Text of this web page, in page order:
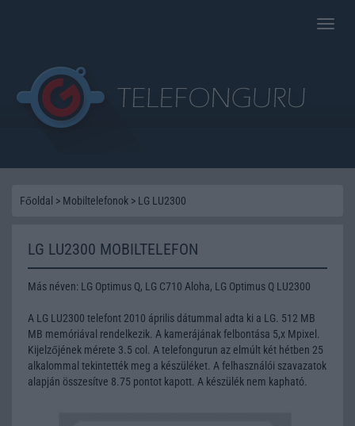
Toggle
Főoldal > Mobiltelefonok > LG LU2300
LG LU2300 MOBILTELEFON
Más néven: LG Optimus Q, LG C710 Aloha, LG Optimus Q LU2300
A LG LU2300 telefont 2010 április dátummal adta ki a LG. 512 MB
MB memóriával rendelkezik. A kamerájának felbontása 5,x Mpixel.
Kijelzőjének mérete 3.5 col. A telefongurun az elmúlt két hétben 25
alkalommal tekintették meg a készüléket. A felhasználói szavazatok
alapján összesítve 8.75 pontot kapott. A készülék nem kapható.